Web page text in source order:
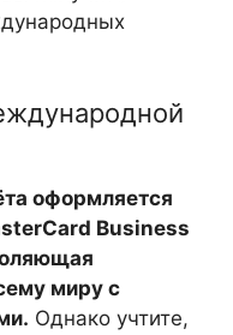
оформляется
Business
миру с
Однако учтите,